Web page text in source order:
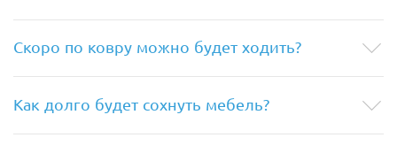
Скоро по ковру можно будет ходить?
Как долго будет сохнуть мебель?